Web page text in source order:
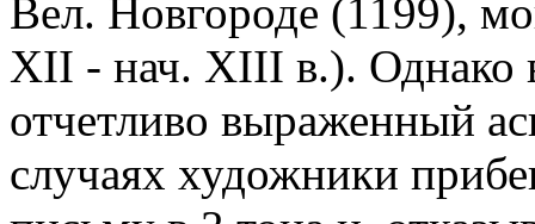
Вел. Новгороде (1199),
XII - нач. XIII в.). Однако
отчетливо выраженный
случаях художники